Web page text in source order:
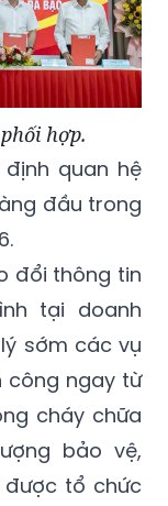
hợp.
quan hệ
đầu trong
đổi thông tin
tại doanh
sớm các vụ
công ngay từ
cháy chữa
bảo vệ,
tổ chức